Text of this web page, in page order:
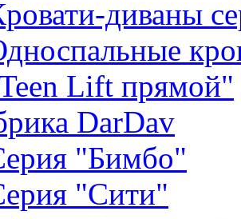
диваны
Lift прямой"
DarDav
"Бимбо"
"Сити"